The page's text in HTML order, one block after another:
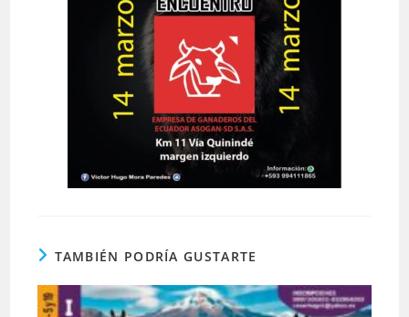
TAMBIÉN PODRÍA GUSTARTE